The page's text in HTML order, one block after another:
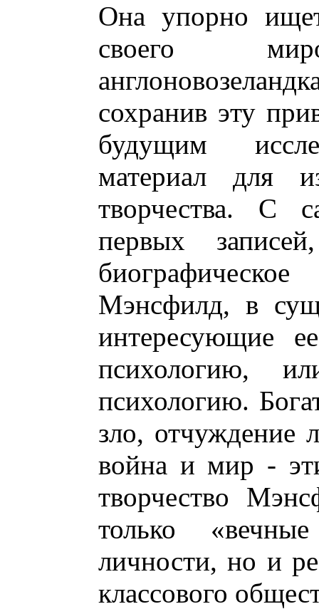
Она упорно
своего
сохранив эту
будущим
материал для
творчества. С
первых
Мэнсфилд, в
интересующие
психологию,
психологию.
зло, отчуждение
война и мир -
творчество
только
личности, но и
классового